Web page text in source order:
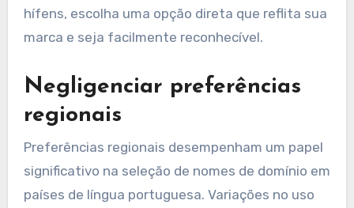
hífens, escolha uma opção direta que reflita sua
marca e seja facilmente reconhecível.
Negligenciar preferências
regionais
Preferências regionais desempenham um papel
significativo na seleção de nomes de domínio em
países de língua portuguesa. Variações no uso